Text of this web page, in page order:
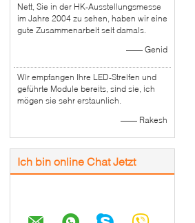
Nett, Sie in der HK-Ausstellungsmesse
im Jahre 2004 zu sehen, haben wir eine
gute Zusammenarbeit seit damals.
—— Genid
Wir empfangen Ihre LED-Streifen und
geführte Module bereits, sind sie, ich
mögen sie sehr erstaunlich.
—— Rakesh
Ich bin online Chat Jetzt